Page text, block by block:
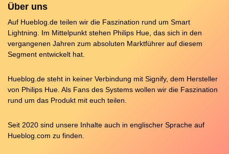
Über uns
Auf Hueblog.de teilen wir die Faszination rund um Smart
Lightning. Im Mittelpunkt stehen Philips Hue, das sich in den
vergangenen Jahren zum absoluten Marktführer auf diesem
Segment entwickelt hat.
Hueblog.de steht in keiner Verbindung mit Signify, dem Hersteller
von Philips Hue. Als Fans des Systems wollen wir die Faszination
rund um das Produkt mit euch teilen.
Seit 2020 sind unsere Inhalte auch in englischer Sprache auf
Hueblog.com zu finden.